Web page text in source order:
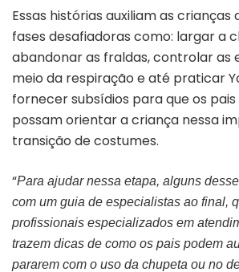
Essas histórias auxiliam as
fases desafiadoras como: largar a
abandonar as fraldas, controlar as
meio da respiração e até praticar
fornecer subsídios para que os
possam orientar a criança nessa
transição de costumes.
“Para ajudar nessa etapa, alguns
com um guia de especialistas ao final,
profissionais especializados em
trazem dicas de como os pais podem
pararem com o uso da chupeta ou no